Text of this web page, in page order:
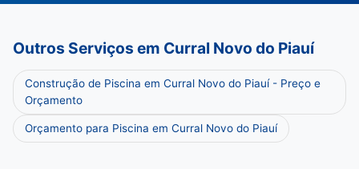
Outros Serviços em Curral Novo do Piauí
Construção de Piscina em Curral Novo do Piauí - Preço e
Orçamento
Orçamento para Piscina em Curral Novo do Piauí